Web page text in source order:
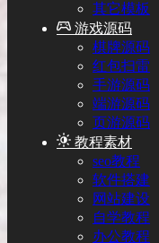
其它模板
游戏源码
棋牌源码
红包扫雷
手游源码
端游源码
页游源码
教程素材
seo教程
软件搭建
网站建设
自学教程
办公教程